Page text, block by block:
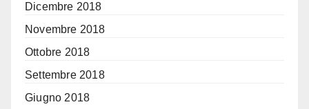
Dicembre 2018
Novembre 2018
Ottobre 2018
Settembre 2018
Giugno 2018